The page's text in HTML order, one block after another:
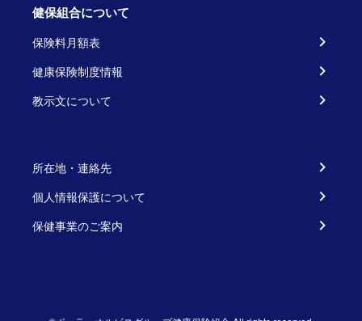
健保組合について
保険料月額表
健康保険制度情報
教示文について
所在地・連絡先
個人情報保護について
保健事業のご案内